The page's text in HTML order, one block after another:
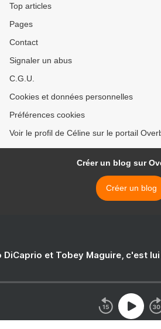
Top articles
Pages
Contact
Signaler un abus
C.G.U.
Cookies et données personnelles
Préférences cookies
Voir le profil de Céline sur le portail
Créer un blog sur
Créer un blog
DiCaprio et Tobey Maguire, c'est